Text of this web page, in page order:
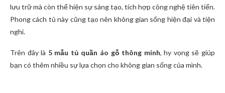
lưu trữ mà còn thể hiện sự sáng tạo, tích hợp công nghệ tiên tiến.
Phong cách tủ này cũng tạo nên không gian sống hiện đại và tiện
nghi.
Trên đây là 5 mẫu tủ quần áo gỗ thông minh, hy vọng sẽ giúp
bạn có thêm nhiều sự lựa chọn cho không gian sống của mình.